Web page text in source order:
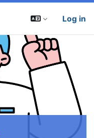
Log in